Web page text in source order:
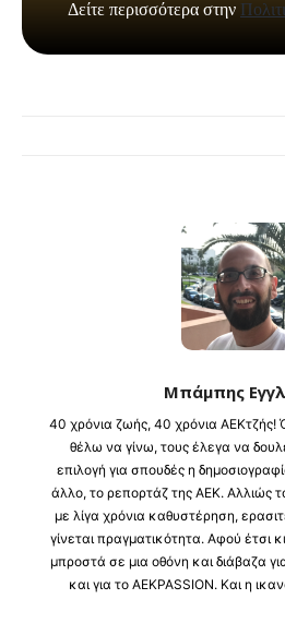
Μπάμπης
40 χρόνια ζωής, 40 χρόνια ΑΕΚτζής!
θέλω να γίνω, τους έλεγα να
επιλογή για σπουδές η
άλλο, το ρεπορτάζ της ΑΕΚ. Αλλιώς
με λίγα χρόνια καθυστέρηση,
γίνεται πραγματικότητα. Αφού έτσι
μπροστά σε μια οθόνη και διάβαζα
και για το ΑΕΚPASSION. Και η